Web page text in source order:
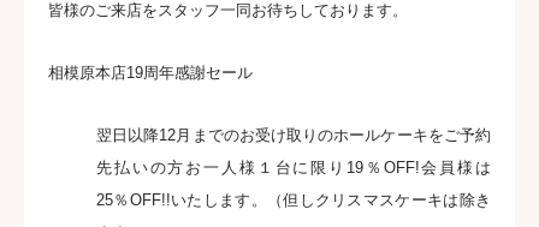
皆様のご来店をスタッフ一同お待ちしております。
相模原本店19周年感謝セール
翌日以降12月までのお受け取りのホールケーキをご予約
先払いの方お一人様１台に限り19％OFF!会員様は
25％OFF!!いたします。（但しクリスマスケーキは除き